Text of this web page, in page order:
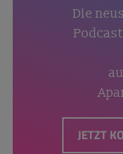
Die
JETZT